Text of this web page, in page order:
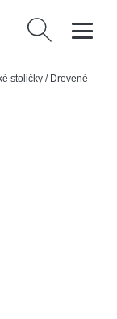
Hľadať:
stoličky / Drevené